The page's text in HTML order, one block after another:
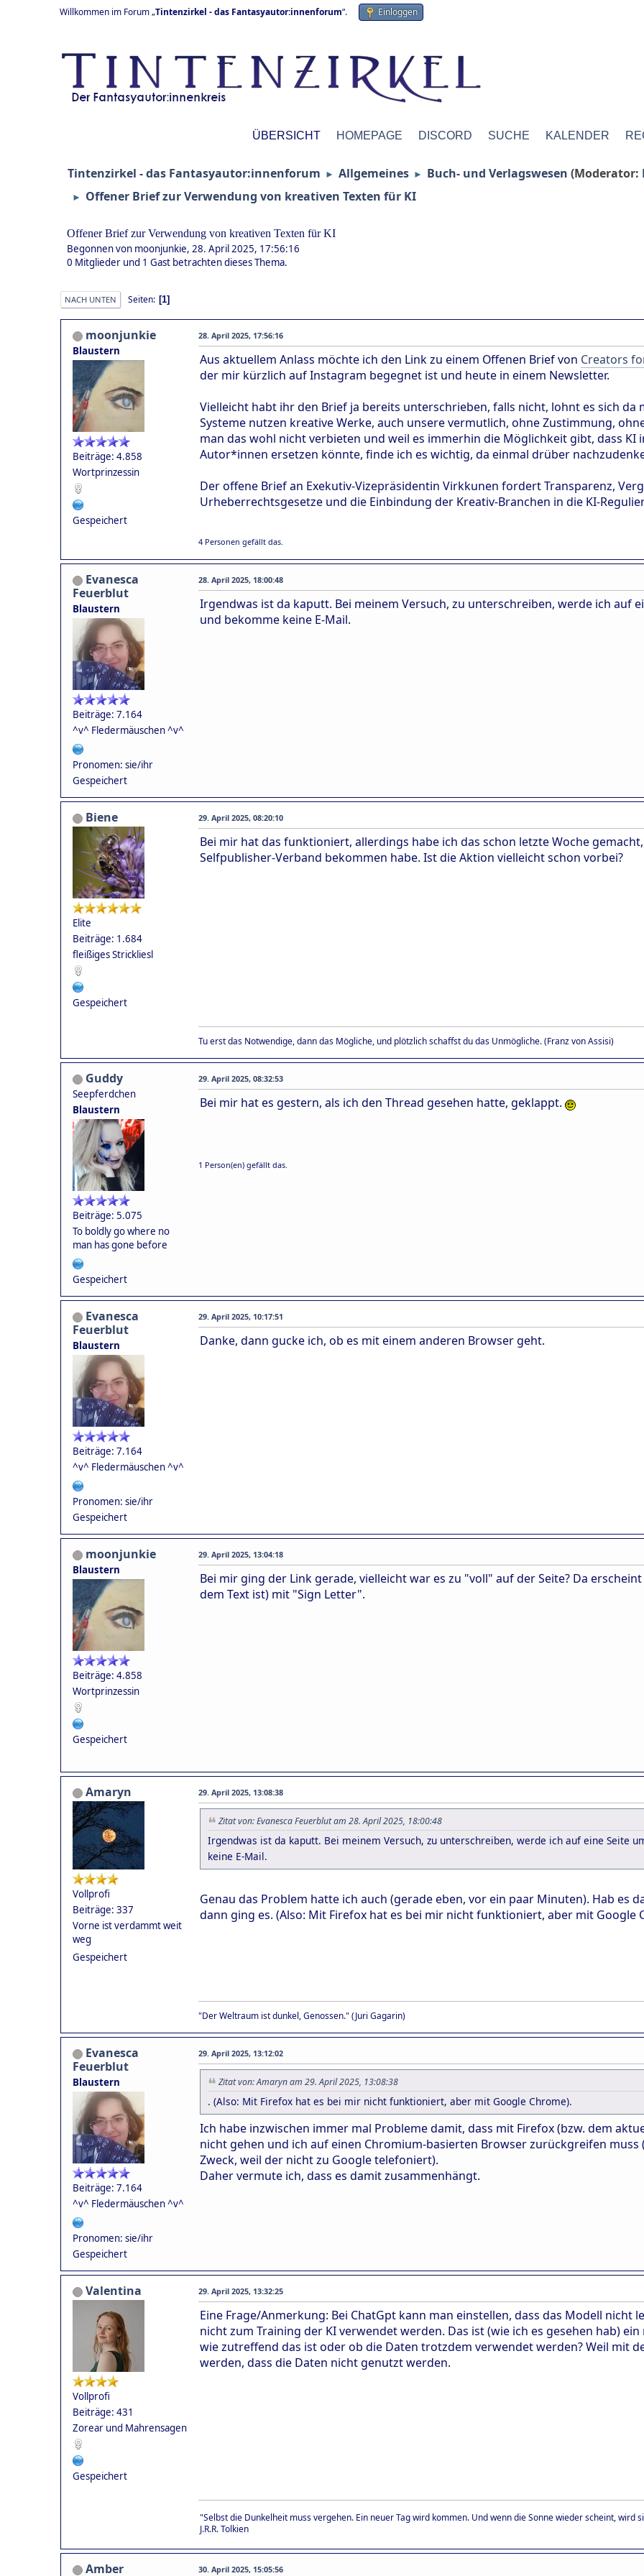
Willkommen im Forum „Tintenzirkel - das Fantasyautor:innenforum“. Einloggen
ÜBERSICHT HOMEPAGE DISCORD SUCHE KALENDER
Tintenzirkel - das Fantasyautor:innenforum ► Allgemeines ► Buch- und Verlagswesen (Moderator:
► Offener Brief zur Verwendung von kreativen Texten für KI
Offener Brief zur Verwendung von kreativen Texten für KI
Begonnen von moonjunkie, 28. April 2025, 17:56:16
0 Mitglieder und 1 Gast betrachten dieses Thema.
NACH UNTEN Seiten 1
moonjunkie
Blaustern
Beiträge: 4.858
Wortprinzessin
Gespeichert
28. April 2025, 17:56:16
Aus aktuellem Anlass möchte ich den Link zu einem Offenen Brief von Creators
der mir kürzlich auf Instagram begegnet ist und heute in einem Newsletter.
Vielleicht habt ihr den Brief ja bereits unterschrieben, falls nicht, lohnt es sich da
Systeme nutzen kreative Werke, auch unsere vermutlich, ohne Zustimmung,
man das wohl nicht verbieten und weil es immerhin die Möglichkeit gibt, dass
Autor*innen ersetzen könnte, finde ich es wichtig, da einmal drüber
Der offene Brief an Exekutiv-Vizepräsidentin Virkkunen fordert Transparenz,
Urheberrechtsgesetze und die Einbindung der Kreativ-Branchen in die KI-
4 Personen gefällt das.
Evanesca
Feuerblut
Blaustern
Beiträge: 7.164
^v^ Fledermäuschen ^v^
Pronomen: sie/ihr
Gespeichert
28. April 2025, 18:00:48
Irgendwas ist da kaputt. Bei meinem Versuch, zu unterschreiben, werde ich auf
und bekomme keine E-Mail.
Biene
Elite
Beiträge: 1.684
fleißiges Strickliesl
Gespeichert
29. April 2025, 08:20:10
Bei mir hat das funktioniert, allerdings habe ich das schon letzte Woche
Selfpublisher-Verband bekommen habe. Ist die Aktion vielleicht schon vorbei?
Tu erst das Notwendige, dann das Mögliche, und plötzlich schaffst du das Unmögliche. (Franz von Assisi)
Guddy
Seepferdchen
Blaustern
Beiträge: 5.075
To boldly go where no
man has gone before
Gespeichert
29. April 2025, 08:32:53
Bei mir hat es gestern, als ich den Thread gesehen hatte, geklappt.
1 Person(en) gefällt das.
Evanesca
Feuerblut
Blaustern
Beiträge: 7.164
^v^ Fledermäuschen ^v^
Pronomen: sie/ihr
Gespeichert
29. April 2025, 10:17:51
Danke, dann gucke ich, ob es mit einem anderen Browser geht.
moonjunkie
Blaustern
Beiträge: 4.858
Wortprinzessin
Gespeichert
29. April 2025, 13:04:18
Bei mir ging der Link gerade, vielleicht war es zu "voll" auf der Seite? Da
dem Text ist) mit "Sign Letter".
Amaryn
Vollprofi
Beiträge: 337
Vorne ist verdammt weit
weg
Gespeichert
29. April 2025, 13:08:38
Zitat von: Evanesca Feuerblut am 28. April 2025, 18:00:48
Irgendwas ist da kaputt. Bei meinem Versuch, zu unterschreiben, werde ich auf eine Seite
keine E-Mail.
Genau das Problem hatte ich auch (gerade eben, vor ein paar Minuten). Hab es
dann ging es. (Also: Mit Firefox hat es bei mir nicht funktioniert, aber mit Google
"Der Weltraum ist dunkel, Genossen." (Juri Gagarin)
Evanesca
Feuerblut
Blaustern
Beiträge: 7.164
^v^ Fledermäuschen ^v^
Pronomen: sie/ihr
Gespeichert
29. April 2025, 13:12:02
Zitat von: Amaryn am 29. April 2025, 13:08:38
. (Also: Mit Firefox hat es bei mir nicht funktioniert, aber mit Google Chrome).
Ich habe inzwischen immer mal Probleme damit, dass mit Firefox (bzw. dem
nicht gehen und ich auf einen Chromium-basierten Browser zurückgreifen
Zweck, weil der nicht zu Google telefoniert).
Daher vermute ich, dass es damit zusammenhängt.
Valentina
Vollprofi
Beiträge: 431
Zorear und Mahrensagen
Gespeichert
29. April 2025, 13:32:25
Eine Frage/Anmerkung: Bei ChatGpt kann man einstellen, dass das Modell
nicht zum Training der KI verwendet werden. Das ist (wie ich es gesehen hab)
wie zutreffend das ist oder ob die Daten trotzdem verwendet werden? Weil mit
werden, dass die Daten nicht genutzt werden.
"Selbst die Dunkelheit muss vergehen. Ein neuer Tag wird kommen. Und wenn die Sonne wieder scheint, wird
J.R.R. Tolkien
Amber 30. April 2025, 15:05:56